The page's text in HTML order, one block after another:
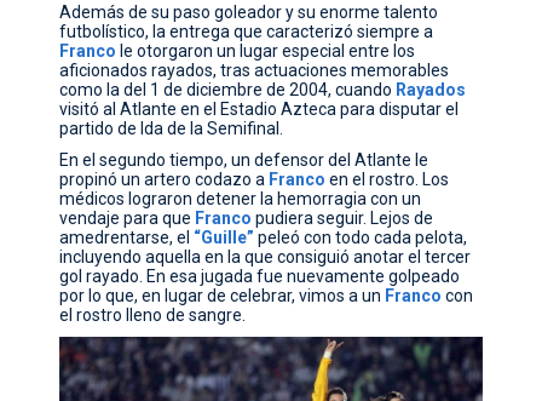
Además de su paso goleador y su enorme talento
futbolístico, la entrega que caracterizó siempre a
Franco le otorgaron un lugar especial entre los
aficionados rayados, tras actuaciones memorables
como la del 1 de diciembre de 2004, cuando Rayados
visitó al Atlante en el Estadio Azteca para disputar el
partido de Ida de la Semifinal.
En el segundo tiempo, un defensor del Atlante le
propinó un artero codazo a Franco en el rostro. Los
médicos lograron detener la hemorragia con un
vendaje para que Franco pudiera seguir. Lejos de
amedrentarse, el “Guille” peleó con todo cada pelota,
incluyendo aquella en la que consiguió anotar el tercer
gol rayado. En esa jugada fue nuevamente golpeado
por lo que, en lugar de celebrar, vimos a un Franco con
el rostro lleno de sangre.